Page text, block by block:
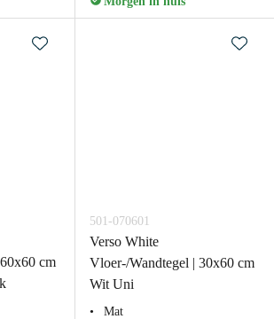
cm
501-070601
Verso White
Vloer-/Wandtegel | 30x60 cm
Wit Uni
Mat